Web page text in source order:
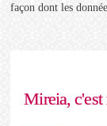
façon dont les
Mireia, c'est